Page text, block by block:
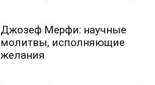
Джозеф Мерфи: научные
молитвы, исполняющие
желания